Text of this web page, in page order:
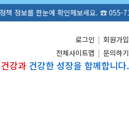
한눈에 확인해보세요. ☎ 055-711-1305
로그인 | 회원가입
전체사이트맵 | 문의하기
강과 건강한 성장을 함께합니다.